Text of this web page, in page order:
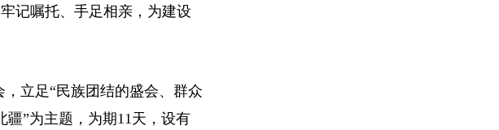
记嘱托、手足相亲，为建设
立足“民族团结的盛会、群众
疆”为主题，为期11天，设有